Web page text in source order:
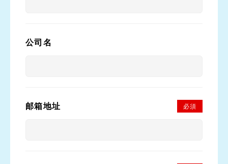
公司名
邮箱地址 必須